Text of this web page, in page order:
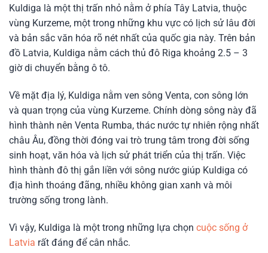
Kuldiga là một thị trấn nhỏ nằm ở phía Tây Latvia, thuộc
vùng Kurzeme, một trong những khu vực có lịch sử lâu đời
và bản sắc văn hóa rõ nét nhất của quốc gia này. Trên bản
đồ Latvia, Kuldiga nằm cách thủ đô Riga khoảng 2.5 – 3
giờ di chuyển bằng ô tô.
Về mặt địa lý, Kuldiga nằm ven sông Venta, con sông lớn
và quan trọng của vùng Kurzeme. Chính dòng sông này đã
hình thành nên Venta Rumba, thác nước tự nhiên rộng nhất
châu Âu, đồng thời đóng vai trò trung tâm trong đời sống
sinh hoạt, văn hóa và lịch sử phát triển của thị trấn. Việc
hình thành đô thị gắn liền với sông nước giúp Kuldiga có
địa hình thoáng đãng, nhiều không gian xanh và môi
trường sống trong lành.
Vì vậy, Kuldiga là một trong những lựa chọn cuộc sống ở
Latvia rất đáng để cân nhắc.